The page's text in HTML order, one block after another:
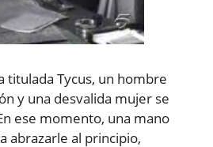
titulada Tycus, un hombre
y una desvalida mujer se
ese momento, una mano
abrazarle al principio,